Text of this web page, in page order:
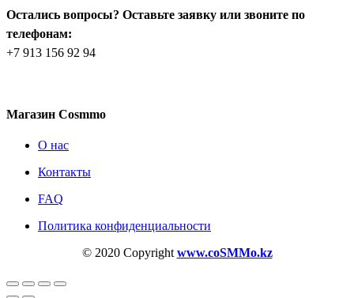
Остались вопросы? Оставьте заявку или звоните по
телефонам:
+7 913 156 92 94
Магазин Cosmmo
О нас
Контакты
FAQ
Политика конфиденциальности
© 2020 Copyright www.coSMMo.kz